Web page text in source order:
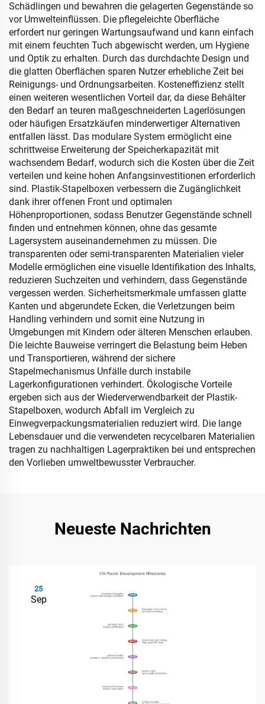
Schädlingen und bewahren die gelagerten Gegenstände so
vor Umwelteinflüssen. Die pflegeleichte Oberfläche
erfordert nur geringen Wartungsaufwand und kann einfach
mit einem feuchten Tuch abgewischt werden, um Hygiene
und Optik zu erhalten. Durch das durchdachte Design und
die glatten Oberflächen sparen Nutzer erhebliche Zeit bei
Reinigungs- und Ordnungsarbeiten. Kosteneffizienz stellt
einen weiteren wesentlichen Vorteil dar, da diese Behälter
den Bedarf an teuren maßgeschneiderten Lagerlösungen
oder häufigen Ersatzkäufen minderwertiger Alternativen
entfallen lässt. Das modulare System ermöglicht eine
schrittweise Erweiterung der Speicherkapazität mit
wachsendem Bedarf, wodurch sich die Kosten über die Zeit
verteilen und keine hohen Anfangsinvestitionen erforderlich
sind. Plastik-Stapelboxen verbessern die Zugänglichkeit
dank ihrer offenen Front und optimalen
Höhenproportionen, sodass Benutzer Gegenstände schnell
finden und entnehmen können, ohne das gesamte
Lagersystem auseinandernehmen zu müssen. Die
transparenten oder semi-transparenten Materialien vieler
Modelle ermöglichen eine visuelle Identifikation des Inhalts,
reduzieren Suchzeiten und verhindern, dass Gegenstände
vergessen werden. Sicherheitsmerkmale umfassen glatte
Kanten und abgerundete Ecken, die Verletzungen beim
Handling verhindern und somit eine Nutzung in
Umgebungen mit Kindern oder älteren Menschen erlauben.
Die leichte Bauweise verringert die Belastung beim Heben
und Transportieren, während der sichere
Stapelmechanismus Unfälle durch instabile
Lagerkonfigurationen verhindert. Ökologische Vorteile
ergeben sich aus der Wiederverwendbarkeit der Plastik-
Stapelboxen, wodurch Abfall im Vergleich zu
Einwegverpackungsmaterialien reduziert wird. Die lange
Lebensdauer und die verwendeten recycelbaren Materialien
tragen zu nachhaltigen Lagerpraktiken bei und entsprechen
den Vorlieben umweltbewusster Verbraucher.
Neueste Nachrichten
25
Sep